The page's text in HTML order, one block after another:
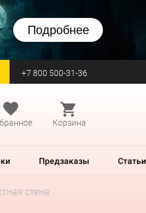
Подробнее
+7 800 500-31-36
Корзина
Предзаказы Статьи
стена